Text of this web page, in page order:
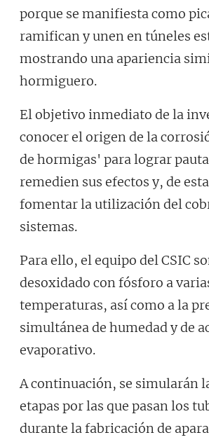
porque se manifiesta como
ramifican y unen en túneles
mostrando una apariencia
hormiguero.
El objetivo inmediato de la
conocer el origen de la
de hormigas' para lograr
remedien sus efectos y, de
fomentar la utilización del
sistemas.
Para ello, el equipo del CSIC
desoxidado con fósforo a
temperaturas, así como a la
simultánea de humedad y de
evaporativo.
A continuación, se simularán
etapas por las que pasan los
durante la fabricación de